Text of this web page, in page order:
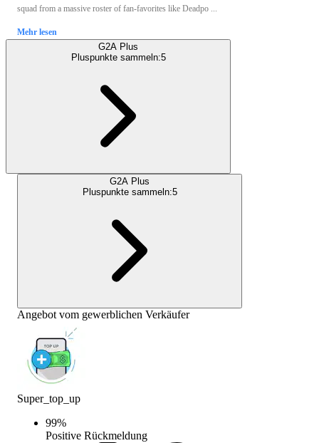
squad from a massive roster of fan-favorites like Deadpo ...
Mehr lesen
G2A Plus
Pluspunkte sammeln:5
G2A Plus
Pluspunkte sammeln:5
Angebot vom gewerblichen Verkäufer
Super_top_up
99%
Positive Rückmeldung